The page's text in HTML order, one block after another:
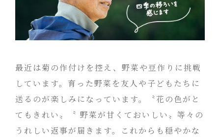
最近は菊の作付けを控え、野菜や豆作りに挑戦
しています。育った野菜を友人や子どもたちに
送るのが楽しみになっています。〝花の色がと
てもきれい〟〝 野菜が甘くておいしい〟等々の
うれしい返事が届きます。これからも穏やかな